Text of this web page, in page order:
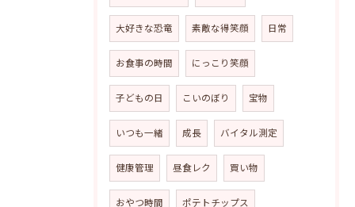
大好きな恐竜 素敵な得笑顔 日常
お食事の時間 にっこり笑顔
子どもの日 こいのぼり 宝物
いつも一緒 成長 バイタル測定
健康管理 昼食レク 買い物
おやつ時間 ポテトチップス